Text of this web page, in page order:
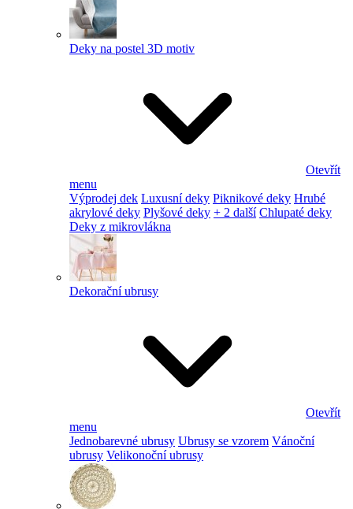
Deky na postel 3D motiv
Otevřít
menu
Výprodej dek Luxusní deky Piknikové deky Hrubé
akrylové deky Plyšové deky + 2 další Chlupaté deky
Deky z mikrovlákna
Dekorační ubrusy
Otevřít
menu
Jednobarevné ubrusy Ubrusy se vzorem Vánoční
ubrusy Velikonoční ubrusy